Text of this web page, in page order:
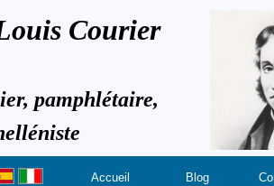
Courier
pamphlétaire,
Accueil Blog